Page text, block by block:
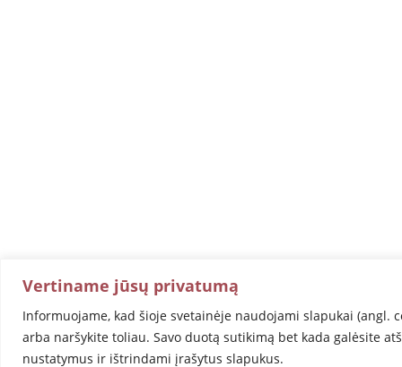
Vertiname jūsų privatumą
Informuojame, kad šioje svetainėje naudojami slapukai (angl.
arba naršykite toliau. Savo duotą sutikimą bet kada galėsite
nustatymus ir ištrindami įrašytus slapukus.